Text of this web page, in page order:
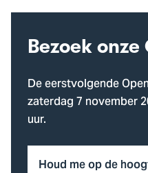
Bezoek onze
De eerstvolgende
zaterdag 7 november
uur.
Houd me op de